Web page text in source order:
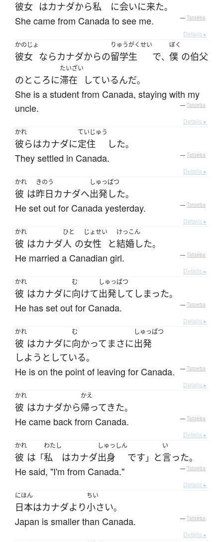
彼女 はカナダから私 に会いに来た。
She came from Canada to see me. — Tatoeba
Details ▸
かのじょ
彼女 ならカナダからの
りゅうがくせい
留学生 で、
ぼく
僕 の伯父
のところに
たいざい
滞在 しているんだ。
She is a student from Canada, staying with my
uncle.
— Tatoeba
Details ▸
かれ
彼らはカナダに
ていじゅう
定住 した。
They settled in Canada. — Tatoeba
Details ▸
かれ
彼 は
きのう
昨日 カナダへ
しゅっぱつ
出発した。
He set out for Canada yesterday. — Tatoeba
Details ▸
かれ
彼 はカナダ
ひと
人 の
じょせい
女性 と
けっこん
結婚した。
He married a Canadian girl. — Tatoeba
Details ▸
かれ
彼 はカナダに
む
向けて
しゅっぱつ
出発して しまった。
He has set out for Canada. — Tatoeba
Details ▸
かれ
彼 はカナダに
む
向かって まさに
しゅっぱつ
出発
しようとしている。
He is on the point of leaving for Canada. — Tatoeba
Details ▸
かれ
彼 はカナダから
かえ
帰ってきた。
He came back from Canada. — Tatoeba
Details ▸
かれ
彼 は 「
わたし
私 はカナダ
しゅっしん
出身 です 」 と
い
言った。
He said, "I'm from Canada." — Tatoeba
Details ▸
にほん
日本はカナダより
ちい
小さい。
Japan is smaller than Canada. — Tatoeba
Details ▸